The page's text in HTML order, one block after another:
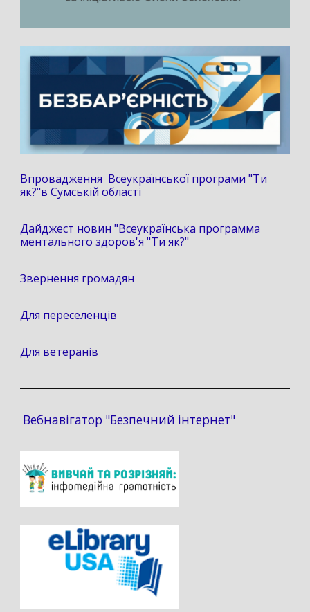
Впровадження Всеукраїнської програми "Ти
як?"в Сумській області
Дайджест новин "Всеукраїнська программа
ментального здоров'я "Ти як?"
Звернення громадян
Для переселенців
Для ветеранів
Вебнавігатор "Безпечний інтернет"